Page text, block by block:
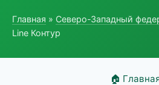
Главная » Северо-Западный
Line Контур
🏠